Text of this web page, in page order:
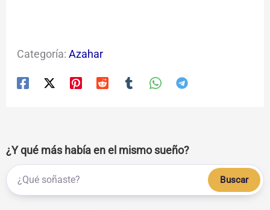
Categoría: Azahar
¿Y qué más había en el mismo sueño?
Buscar